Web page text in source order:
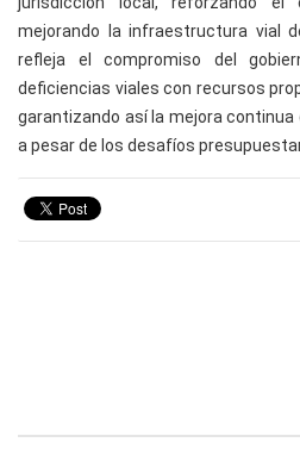
mejorando la infraestructura vial
refleja el compromiso del
deficiencias viales con recursos
garantizando así la mejora
a pesar de los desafíos